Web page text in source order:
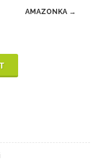
AMAZONKA →